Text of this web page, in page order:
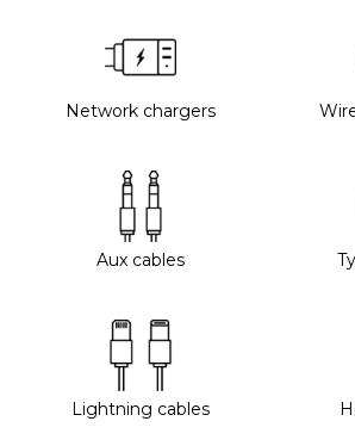
Network chargers
Aux cables
Lightning cables